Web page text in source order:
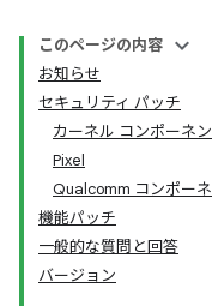
このページの内容
お知らせ
セキュリティ パッチ
カーネル コンポーネ
Pixel
Qualcomm コンポー
機能パッチ
一般的な質問と回答
バージョン